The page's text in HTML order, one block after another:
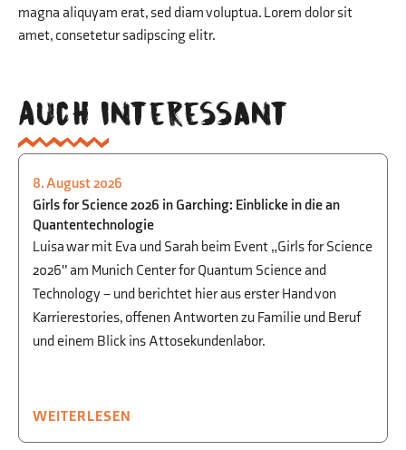
magna aliquyam erat, sed diam voluptua. Lorem dolor sit
amet, consetetur sadipscing elitr.
Auch interessant
PHYSIK,BEGABTENFÖRDERUNG
UND BERUFSORIENTIERUNG
8. August 2026
Girls for Science 2026 in Garching: Einblicke in die an
Quantentechnologie
Luisa war mit Eva und Sarah beim Event „Girls for Science
2026" am Munich Center for Quantum Science and
Technology – und berichtet hier aus erster Hand von
Karrierestories, offenen Antworten zu Familie und Beruf
und einem Blick ins Attosekundenlabor.
WEITERLESEN